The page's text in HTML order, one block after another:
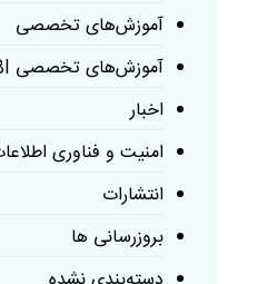
آموزش‌های تخصصی
آموزش‌های تخصصی Power BI
اخبار
امنیت و فناوری
انتشارات
بروزرسانی ها